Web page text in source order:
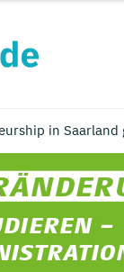
in Saarland